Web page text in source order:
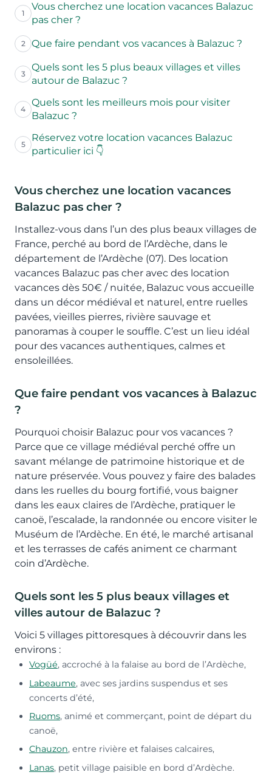
1
Vous cherchez une location vacances Balazuc
pas cher ?
2 Que faire pendant vos vacances à Balazuc ?
3
Quels sont les 5 plus beaux villages et villes
autour de Balazuc ?
4
Quels sont les meilleurs mois pour visiter
Balazuc ?
5
Réservez votre location vacances Balazuc
particulier ici 👇
Vous cherchez une location vacances
Balazuc pas cher ?
Installez-vous dans l’un des plus beaux villages de
France, perché au bord de l’Ardèche, dans le
département de l’Ardèche (07). Des location
vacances Balazuc pas cher avec des location
vacances dès 50€ / nuitée, Balazuc vous accueille
dans un décor médiéval et naturel, entre ruelles
pavées, vieilles pierres, rivière sauvage et
panoramas à couper le souffle. C’est un lieu idéal
pour des vacances authentiques, calmes et
ensoleillées.
Que faire pendant vos vacances à Balazuc
?
Pourquoi choisir Balazuc pour vos vacances ?
Parce que ce village médiéval perché offre un
savant mélange de patrimoine historique et de
nature préservée. Vous pouvez y faire des balades
dans les ruelles du bourg fortifié, vous baigner
dans les eaux claires de l’Ardèche, pratiquer le
canoë, l’escalade, la randonnée ou encore visiter le
Muséum de l’Ardèche. En été, le marché artisanal
et les terrasses de cafés animent ce charmant
coin d’Ardèche.
Quels sont les 5 plus beaux villages et
villes autour de Balazuc ?
Voici 5 villages pittoresques à découvrir dans les
environs :
Vogüé, accroché à la falaise au bord de l’Ardèche,
Labeaume, avec ses jardins suspendus et ses
concerts d’été,
Ruoms, animé et commerçant, point de départ du
canoë,
Chauzon, entre rivière et falaises calcaires,
Lanas, petit village paisible en bord d’Ardèche.